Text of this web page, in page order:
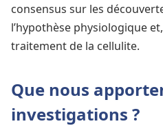
consensus sur les
l’hypothèse physiologique
traitement de la cellulite.
Que nous
investigations ?